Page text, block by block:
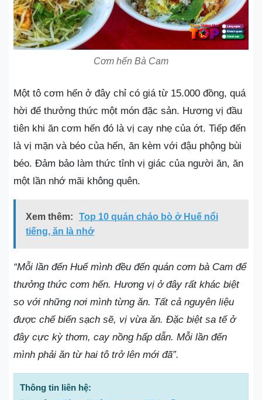
Cơm hến Bà Cam
Một tô cơm hến ở đây chỉ có giá từ 15.000 đồng, quá
hời để thưởng thức một món đặc sản. Hương vị đầu
tiên khi ăn cơm hến đó là vị cay nhẹ của ớt. Tiếp đến
là vị mặn và béo của hến, ăn kèm với đậu phộng bùi
béo. Đảm bảo làm thức tỉnh vị giác của người ăn, ăn
một lần nhớ mãi không quên.
Xem thêm:
Top 10 quán cháo bò ở Huế nổi
tiếng, ăn là nhớ
“Mỗi lần đến Huế mình đều đến quán cơm bà Cam để
thưởng thức cơm hến. Hương vị ở đây rất khác biệt
so với những nơi mình từng ăn. Tất cả nguyên liệu
được chế biến sạch sẽ, vị vừa ăn. Đặc biệt sa tế ở
đây cực kỳ thơm, cay nồng hấp dẫn. Mỗi lần đến
mình phải ăn từ hai tô trở lên mới đã”.
Thông tin liên hệ: